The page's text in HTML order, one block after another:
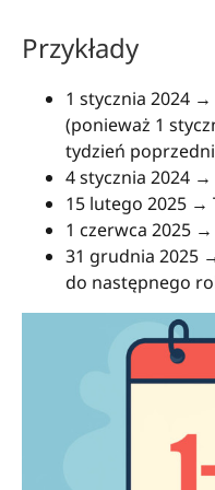
Przykłady
1 stycznia 2024
(ponieważ 1
tydzień
4 stycznia 2024
15 lutego 2025 →
1 czerwca 2025
31 grudnia 2025
do następnego